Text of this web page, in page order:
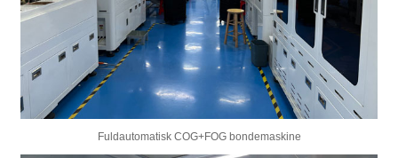
Fuldautomatisk COG+FOG bondemaskine